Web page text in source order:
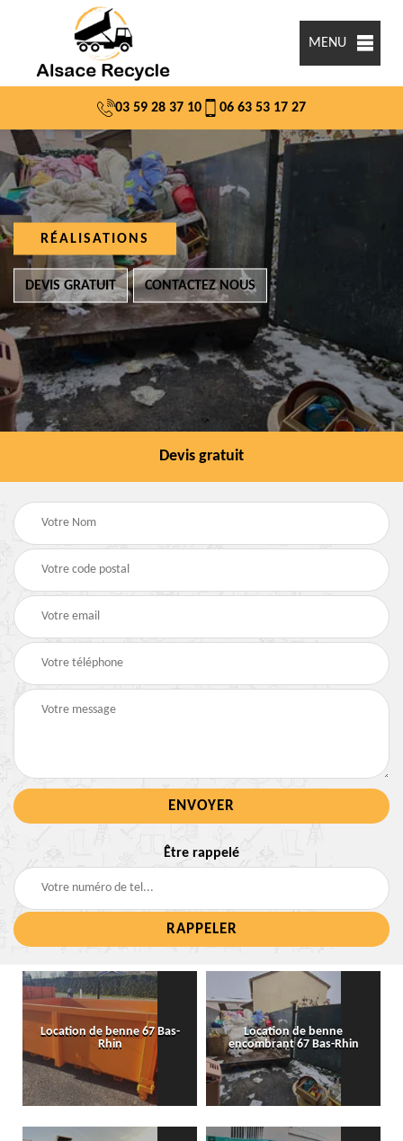
MENU
03 59 28 37 10 06 63 53 17 27
RÉALISATIONS
DEVIS GRATUIT CONTACTEZ NOUS
Devis gratuit
Être rappelé
Location de benne 67 Bas-
Rhin
Location de benne
encombrant 67 Bas-Rhin